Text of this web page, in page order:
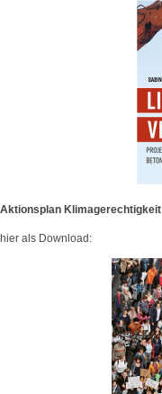
Aktionsplan Klimagerechtigkeit
hier als Download: